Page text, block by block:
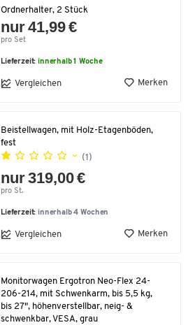
Ordnerhalter, 2 Stück
nur 41,99 €
pro Set
Lieferzeit:innerhalb 1 Woche
Vergleichen Merken
Beistellwagen, mit Holz-Etagenböden,
fest
(1)
nur 319,00 €
pro St.
Lieferzeit: innerhalb 4 Wochen
Vergleichen Merken
Monitorwagen Ergotron Neo-Flex 24-
206-214, mit Schwenkarm, bis 5,5 kg,
bis 27", höhenverstellbar, neig- &
schwenkbar, VESA, grau